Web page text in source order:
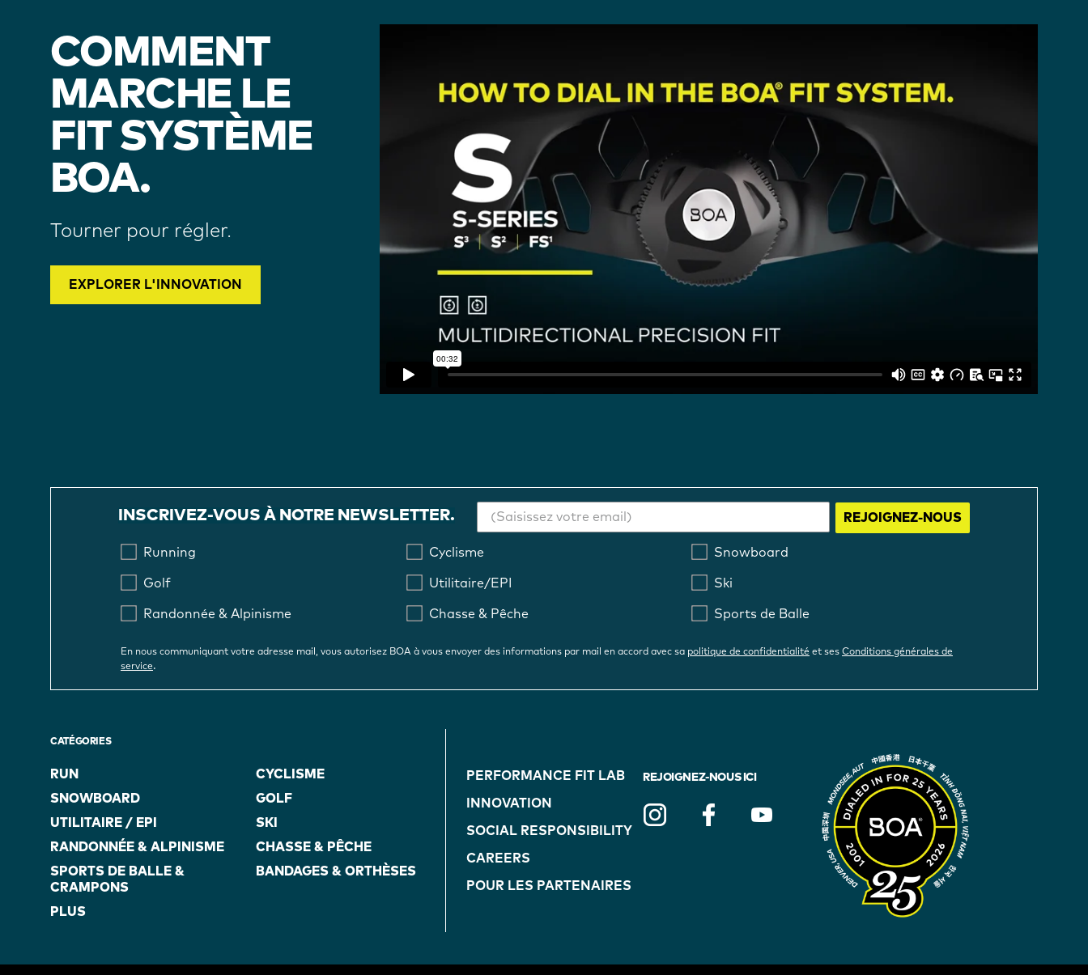
COMMENT
MARCHE LE
FIT SYSTÈME
BOA.
Tourner pour régler.
EXPLORER L'INNOVATION
INSCRIVEZ-VOUS À NOTRE NEWSLETTER. REJOIGNEZ-NOUS
Running Cyclisme Snowboard
Golf Utilitaire/EPI Ski
Randonnée & Alpinisme Chasse & Pêche Sports de Balle
En nous communiquant votre adresse mail, vous autorisez BOA à vous envoyer des informations par mail en accord avec sa politique de confidentialité et ses Conditions générales de
service.
CATÉGORIES
RUN
CYCLISME
SNOWBOARD
GOLF
UTILITAIRE / EPI
SKI
RANDONNÉE & ALPINISME
CHASSE & PÊCHE
SPORTS DE BALLE &
CRAMPONS
BANDAGES & ORTHÈSES
PLUS
NAVIGATION
(ON
BLUE)
PERFORMANCE FIT LAB
INNOVATION
SOCIAL RESPONSIBILITY
CAREERS
POUR LES PARTENAIRES
REJOIGNEZ-NOUS ICI